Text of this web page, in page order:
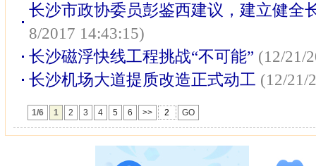
长沙市政协委员彭鉴西建议，建立健全
8/2017 14:43:15)
长沙磁浮快线工程挑战“不可能” (12/21/
长沙机场大道提质改造正式动工 (12/21/
1/6 1 2 3 4 5 6 >> GO